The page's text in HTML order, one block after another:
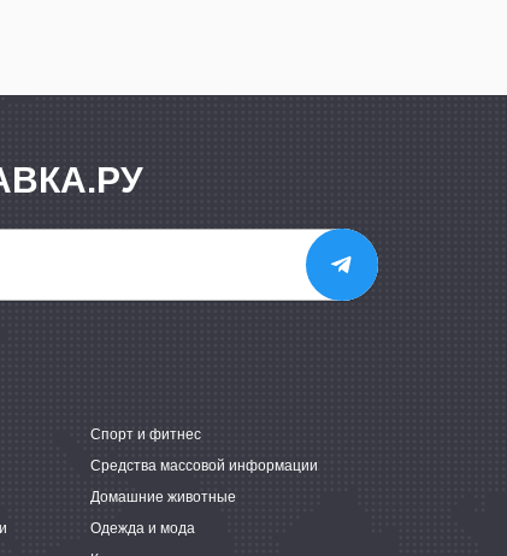
Спорт и фитнес
Средства массовой информации
Домашние животные
Одежда и мода